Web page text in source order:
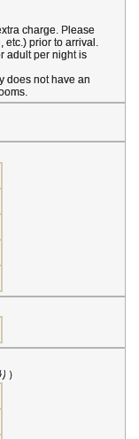
charge. Please
etc.) prior to arrival.
adult per night is
does not have an
）